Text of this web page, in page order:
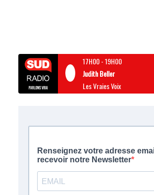
17H00-19H00
Judith Beller
Les Vraies Voix